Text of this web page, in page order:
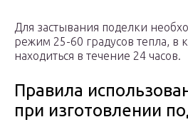
Для застывания поделки
режим 25-60 градусов тепла, в
находиться в течение 24 часов.
Правила
при изготовлении